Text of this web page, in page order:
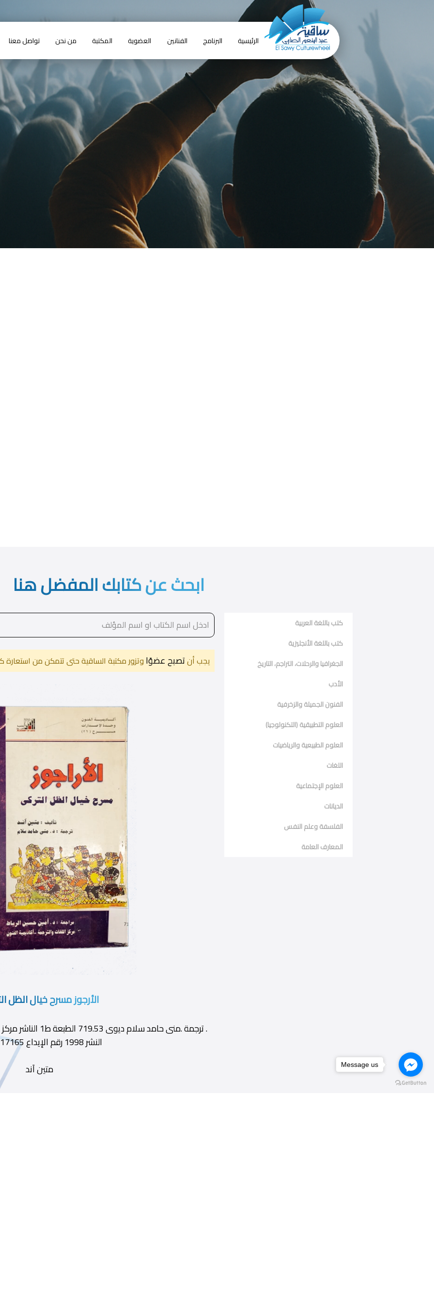
الرئيسية البرنامج الفنانين العضوية المكتبة من نحن تواصل معنا
ابحث عن كتابك المفضل هنا
كتب باللغة العربية
كتب باللغة الأنجليزية
الجغرافيا والرحلات، التراجم، التاريخ
الأدب
الفنون الجميلة والزخرفية
العلوم التطبيقية (التكنولوجيا)
العلوم الطبيعية والرياضيات
اللغات
العلوم الإجتماعية
الديانات
الفلسفة وعلم النفس
المعارف العامة
يجب أنتصبح عضوًا وتزور مكتبة الساقية حتى تتمكن من استعارة
الأرجوز مسرح خيال الظل
. ترجمة .منى حامد
النشر 1998 رقم الإيداع 1998/17165
متين آند
Message us